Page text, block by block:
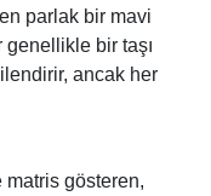
parlak bir mavi
bir taşı
ancak her
matris gösteren,